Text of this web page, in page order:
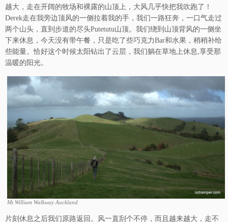
越大，走在开阔的牧场和裸露的山顶上，大风几乎快把我吹跑了！
Derek走在我旁边顶风的一侧拉着我的手，我们一路狂奔，一口气走过
两个山头，直到步道的尽头Putetutu山顶。我们绕到山顶背风的一侧坐
下来休息，今天没有带午餐，只是吃了些巧克力Bar和水果，稍稍补给
些能量。恰好这个时候太阳钻出了云层，我们躺在草地上休息,享受那
温暖的阳光。
Mt William Walkway Auckland
片刻休息之后我们原路返回。风一直刮个不停，而且越来越大，走不